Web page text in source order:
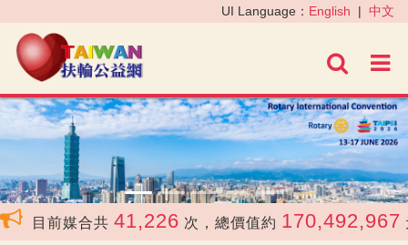
進階
UI Language： English | 中文
‹ ›
目前媒合共 41,226 次，總價值約 170,492,967 元